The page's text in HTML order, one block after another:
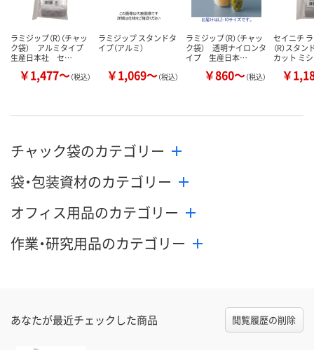
ラミジップ（R）（チャッ
ク袋） アルミタイプ
生産日本社 セ…
￥1,477～（税込）
ラミジップ スタンドタ
イプ（アルミ）
￥1,069～（税込）
ラミジップ（R）（チャッ
ク袋） 透明ナイロンタ
イプ 生産日本…
￥860～（税込）
セイニチ
（R）スタ
カット ミ
￥
チャック袋のカテゴリー
袋・包装資材のカテゴリー
オフィス用品のカテゴリー
作業・研究用品のカテゴリー
あなたが最近チェックした商品 閲覧履歴の削除